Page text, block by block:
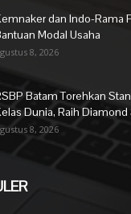
dan Indo-Rama
Modal Usaha
8, 2026
Batam Torehkan
Dunia, Raih Diamond
8, 2026